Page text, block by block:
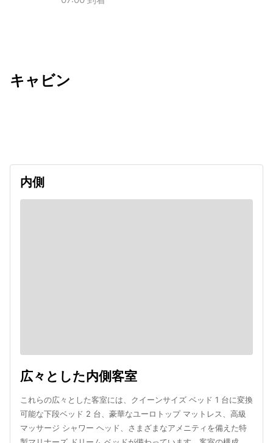
キャビン
内側
広々とした内側客室
これらの広々とした客室には、クイーンサイズ ベッド 1 台に変換
可能な下段ベッド 2 台、豪華なユーロトップ マットレス、高級
マッサージ シャワー ヘッド、さまざまなアメニティを備えた特